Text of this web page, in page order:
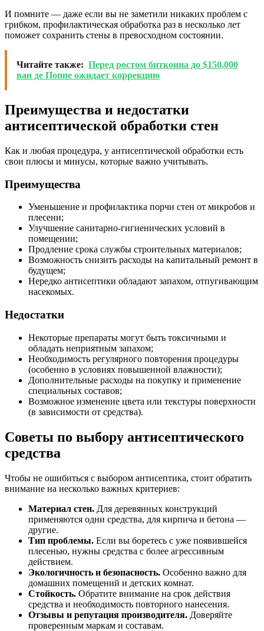
И помните — даже если вы не заметили никаких проблем с
грибком, профилактическая обработка раз в несколько лет
поможет сохранить стены в превосходном состоянии.
Читайте также: Перед ростом биткоина до $150,000
ван де Поппе ожидает коррекцию
Преимущества и недостатки
антисептической обработки стен
Как и любая процедура, у антисептической обработки есть
свои плюсы и минусы, которые важно учитывать.
Преимущества
Уменьшение и профилактика порчи стен от микробов и
плесени;
Улучшение санитарно-гигиенических условий в
помещении;
Продление срока службы строительных материалов;
Возможность снизить расходы на капитальный ремонт в
будущем;
Нередко антисептики обладают запахом, отпугивающим
насекомых.
Недостатки
Некоторые препараты могут быть токсичными и
обладать неприятным запахом;
Необходимость регулярного повторения процедуры
(особенно в условиях повышенной влажности);
Дополнительные расходы на покупку и применение
специальных составов;
Возможное изменение цвета или текстуры поверхности
(в зависимости от средства).
Советы по выбору антисептического
средства
Чтобы не ошибиться с выбором антисептика, стоит обратить
внимание на несколько важных критериев:
Материал стен. Для деревянных конструкций
применяются одни средства, для кирпича и бетона —
другие.
Тип проблемы. Если вы боретесь с уже появившейся
плесенью, нужны средства с более агрессивным
действием.
Экологичность и безопасность. Особенно важно для
домашних помещений и детских комнат.
Стойкость. Обратите внимание на срок действия
средства и необходимость повторного нанесения.
Отзывы и репутация производителя. Доверяйте
проверенным маркам и составам.